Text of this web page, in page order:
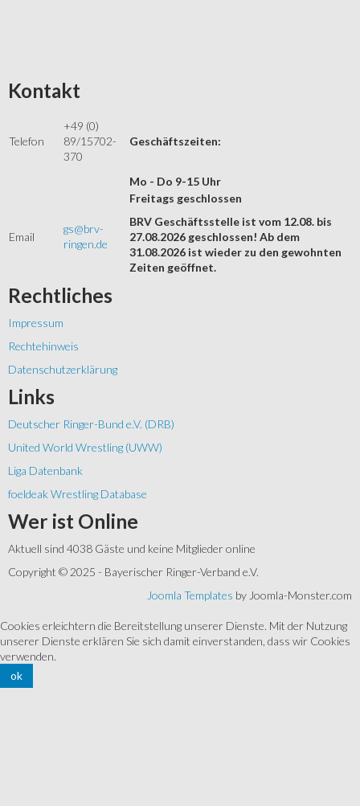
Kontakt
Telefon
+49 (0)
89/15702-
370
Geschäftszeiten:
Mo - Do 9-15 Uhr
Email
gs@brv-
ringen.de
Freitags geschlossen
BRV Geschäftsstelle ist vom 12.08. bis
27.08.2026 geschlossen! Ab dem
31.08.2026 ist wieder zu den gewohnten
Zeiten geöffnet.
Rechtliches
Impressum
Rechtehinweis
Datenschutzerklärung
Links
Deutscher Ringer-Bund e.V. (DRB)
United World Wrestling (UWW)
Liga Datenbank
foeldeak Wrestling Database
Wer ist Online
Aktuell sind 4038 Gäste und keine Mitglieder online
Copyright © 2025 - Bayerischer Ringer-Verband e.V.
Joomla Templates by Joomla-Monster.com
Cookies erleichtern die Bereitstellung unserer Dienste. Mit der Nutzung
unserer Dienste erklären Sie sich damit einverstanden, dass wir Cookies
verwenden.
ok